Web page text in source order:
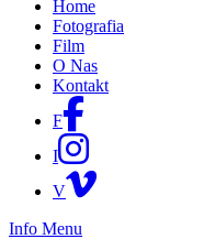
Home
Fotografia
Film
O Nas
Kontakt
F
I
V
Info Menu